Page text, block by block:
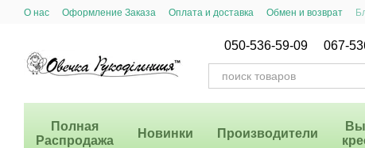
Перейти к основному контенту
О нас Оформление Заказа Оплата и доставка Обмен и возврат
050-536-59-09 067-
Полная
Распродажа
Новинки Производители